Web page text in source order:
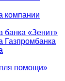
компании
банка «Зенит»
Газпромбанка
помощи»